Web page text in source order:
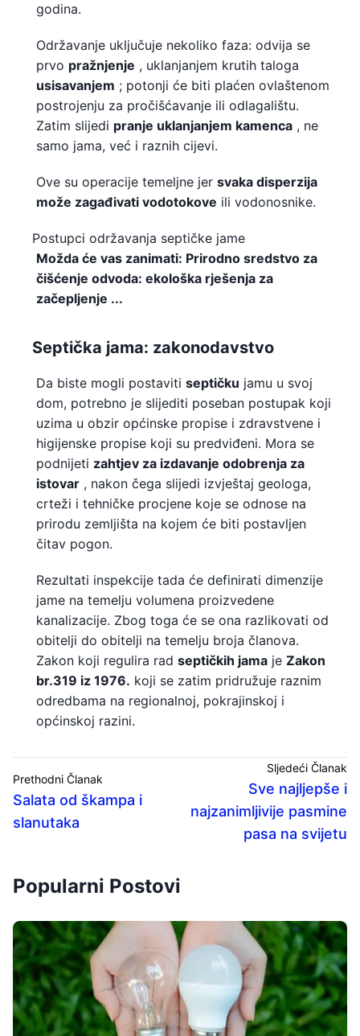
godina.
Održavanje uključuje nekoliko faza: odvija se
prvo pražnjenje , uklanjanjem krutih taloga
usisavanjem ; potonji će biti plaćen ovlaštenom
postrojenju za pročišćavanje ili odlagalištu.
Zatim slijedi pranje uklanjanjem kamenca , ne
samo jama, već i raznih cijevi.
Ove su operacije temeljne jer svaka disperzija
može zagađivati ​​vodotokove ili vodonosnike.
Postupci održavanja septičke jame
Možda će vas zanimati: Prirodno sredstvo za
čišćenje odvoda: ekološka rješenja za
začepljenje ...
Septička jama: zakonodavstvo
Da biste mogli postaviti septičku jamu u svoj
dom, potrebno je slijediti poseban postupak koji
uzima u obzir općinske propise i zdravstvene i
higijenske propise koji su predviđeni. Mora se
podnijeti zahtjev za izdavanje odobrenja za
istovar , nakon čega slijedi izvještaj geologa,
crteži i tehničke procjene koje se odnose na
prirodu zemljišta na kojem će biti postavljen
čitav pogon.
Rezultati inspekcije tada će definirati dimenzije
jame na temelju volumena proizvedene
kanalizacije. Zbog toga će se ona razlikovati od
obitelji do obitelji na temelju broja članova.
Zakon koji regulira rad septičkih jama je Zakon
br.319 iz 1976. koji se zatim pridružuje raznim
odredbama na regionalnoj, pokrajinskoj i
općinskoj razini.
Prethodni Članak
Salata od škampa i
slanutaka
Sljedeći Članak
Sve najljepše i
najzanimljivije pasmine
pasa na svijetu
Popularni Postovi